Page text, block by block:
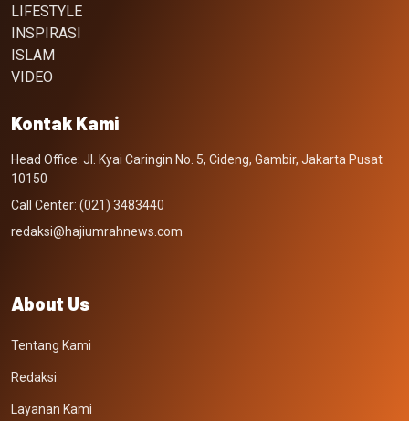
LIFESTYLE
INSPIRASI
ISLAM
VIDEO
Kontak Kami
Head Office: Jl. Kyai Caringin No. 5, Cideng, Gambir, Jakarta Pusat
10150
Call Center: (021) 3483440
redaksi@hajiumrahnews.com
About Us
Tentang Kami
Redaksi
Layanan Kami